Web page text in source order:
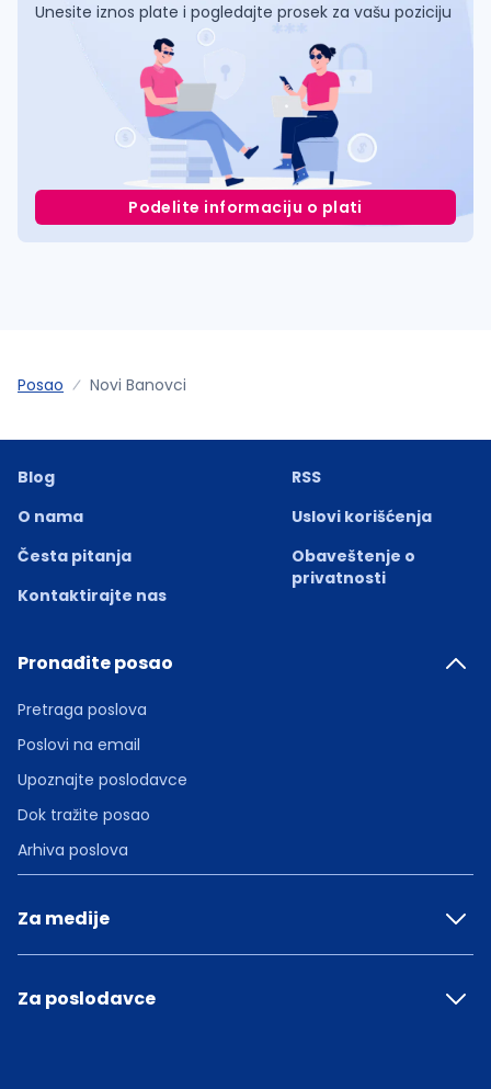
Unesite iznos plate i pogledajte prosek za vašu poziciju
Podelite informaciju o plati
Posao Novi Banovci
Blog
O nama
Česta pitanja
Kontaktirajte nas
RSS
Uslovi korišćenja
Obaveštenje o
privatnosti
Pronađite posao
Pretraga poslova
Poslovi na email
Upoznajte poslodavce
Dok tražite posao
Arhiva poslova
Za medije
Za poslodavce